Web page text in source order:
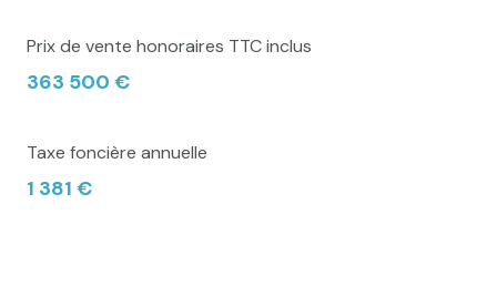
Prix de vente honoraires TTC inclus
363 500 €
Taxe foncière annuelle
1 381 €